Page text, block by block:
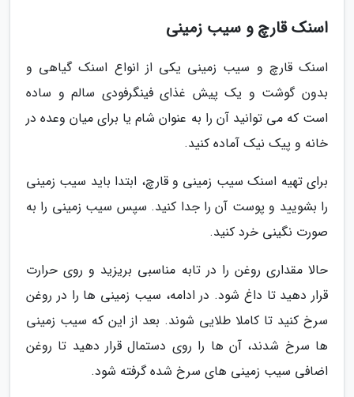
اسنک قارچ و سیب زمینی
اسنک قارچ و سیب زمینی یکی از انواع اسنک گیاهی و
بدون گوشت و یک پیش غذای فینگرفودی سالم و ساده
است که می توانید آن را به عنوان شام یا برای میان وعده در
خانه و پیک نیک آماده کنید.
برای تهیه اسنک سیب زمینی و قارچ، ابتدا باید سیب زمینی
را بشویید و پوست آن را جدا کنید. سپس سیب زمینی را به
صورت نگینی خرد کنید.
حالا مقداری روغن را در تابه مناسبی بریزید و روی حرارت
قرار دهید تا داغ شود. در ادامه، سیب زمینی ها را در روغن
سرخ کنید تا کاملا طلایی شوند. بعد از این که سیب زمینی
ها سرخ شدند، آن ها را روی دستمال قرار دهید تا روغن
اضافی سیب زمینی های سرخ شده گرفته شود.